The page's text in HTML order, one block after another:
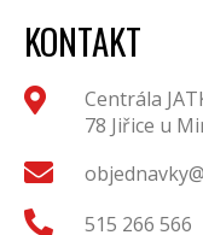
KONTAKT
Centrála
78 Jiřice u
515 266 566